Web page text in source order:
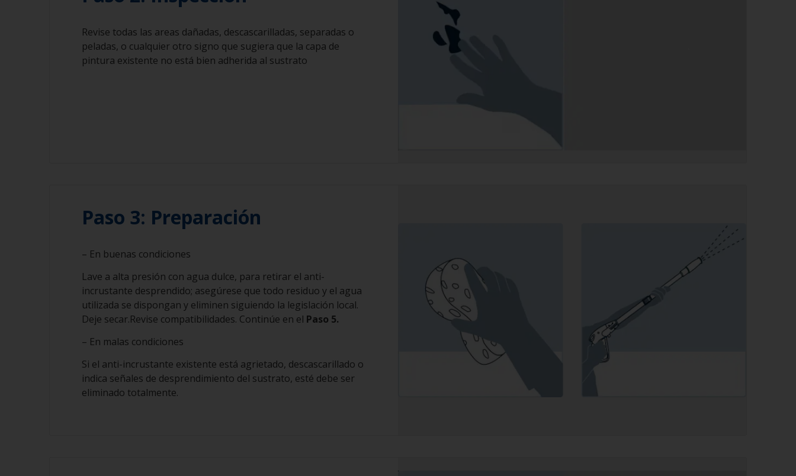
Revise todas las areas dañadas, descascarilladas, separadas o
peladas, o cualquier otro signo que sugiera que la capa de
pintura existente no está bien adherida al sustrato
Paso 3: Preparación
– En buenas condiciones
Lave a alta presión con agua dulce, para retirar el anti-
incrustante desprendido; asegúrese que todo residuo y el agua
utilizada se dispongan y eliminen siguiendo la legislación local.
Deje secar.Revise compatibilidades. Continúe en el Paso 5.
– En malas condiciones
Si el anti-incrustante existente está agrietado, descascarillado o
indica señales de desprendimiento del sustrato, esté debe ser
eliminado totalmente.